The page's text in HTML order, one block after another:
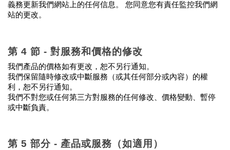
義務更新我們網站上的任何信息。 您同意您有責任監控我們網
站的更改。
第 4 節 - 對服務和價格的修改
我們產品的價格如有更改，恕不另行通知。
我們保留隨時修改或中斷服務（或其任何部分或內容）的權
利，恕不另行通知。
我們不對您或任何第三方對服務的任何修改、價格變動、暫停
或中斷負責。
第 5 部分 - 產品或服務（如適用）